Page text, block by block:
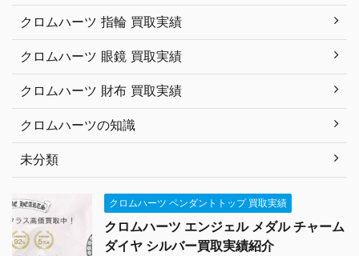
クロムハーツ 指輪 買取実績
クロムハーツ 眼鏡 買取実績
クロムハーツ 財布 買取実績
クロムハーツの知識
未分類
クロムハーツ ペンダントトップ 買取実績
クロムハーツ エンジェル メダル チャーム
ダイヤ シルバー買取実績紹介